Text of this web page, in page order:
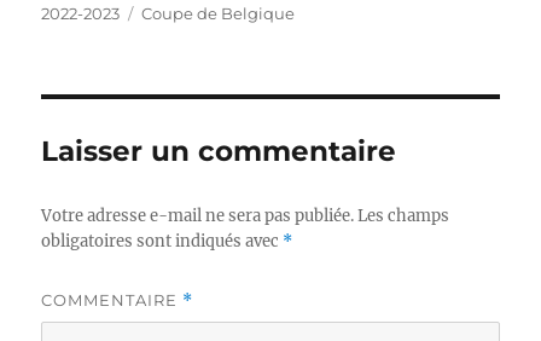
le
2022-2023
Étiquettes
Coupe de Belgique
Laisser un commentaire
Votre adresse e-mail ne sera pas publiée. Les champs
obligatoires sont indiqués avec *
COMMENTAIRE *